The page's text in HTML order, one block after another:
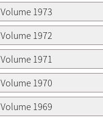
Volume 1973
Volume 1972
Volume 1971
Volume 1970
Volume 1969